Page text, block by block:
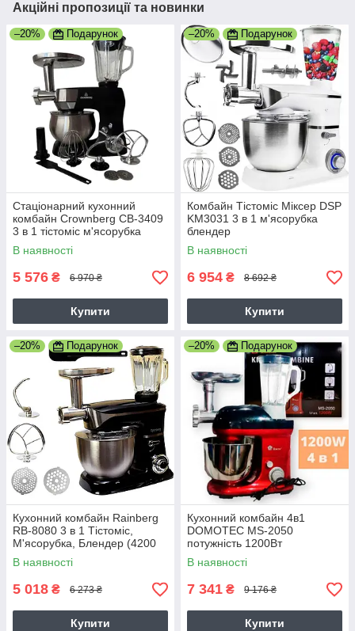
Акційні пропозиції та новинки
–20% Подарунок
Стаціонарний кухонний
комбайн Crownberg СВ-3409
3 в 1 тістоміс м'ясорубка
блендер із чашею 5 л 2600 Вт
В наявності
5 576 ₴ 6 970 ₴
Купити
–20% Подарунок
Комбайн Тістоміс Міксер DSP
KM3031 3 в 1 м'ясорубка
блендер
В наявності
6 954 ₴ 8 692 ₴
Купити
–20% Подарунок
Кухонний комбайн Rainberg
RB-8080 3 в 1 Тістоміс,
М'ясорубка, Блендер (4200
Вт) 5B
В наявності
5 018 ₴ 6 273 ₴
Купити
–20% Подарунок
Кухонний комбайн 4в1
DOMOTEC MS-2050
потужність 1200Вт
В наявності
7 341 ₴ 9 176 ₴
Купити